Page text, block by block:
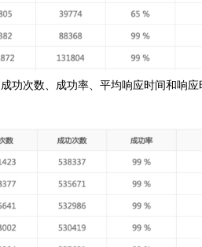
次数、成功率、平均响应时间和响应